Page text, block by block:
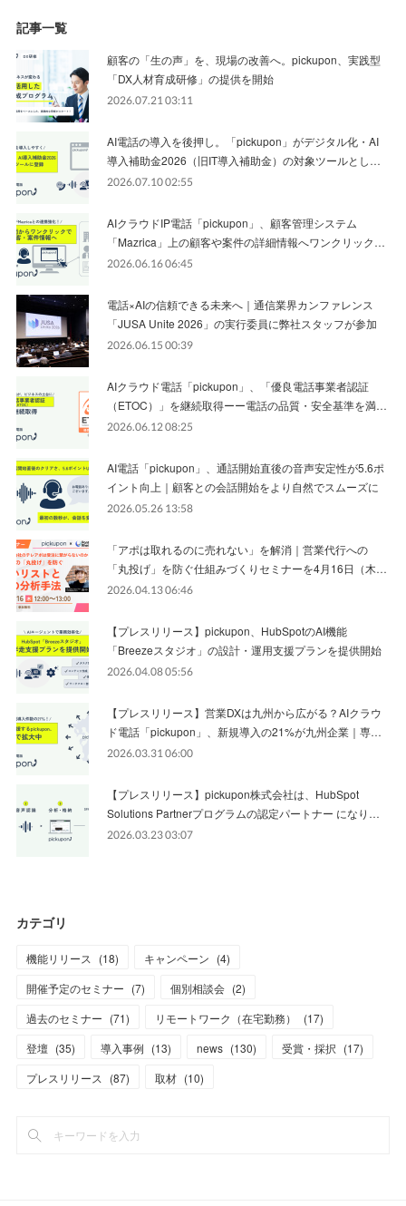
記事一覧
顧客の「生の声」を、現場の改善へ。pickupon、実践型
「DX人材育成研修」の提供を開始
2026.07.21 03:11
AI電話の導入を後押し。「pickupon」がデジタル化・AI
導入補助金2026（旧IT導入補助金）の対象ツールとし…
2026.07.10 02:55
AIクラウドIP電話「pickupon」、顧客管理システム
「Mazrica」上の顧客や案件の詳細情報へワンクリック…
2026.06.16 06:45
電話×AIの信頼できる未来へ｜通信業界カンファレンス
「JUSA Unite 2026」の実行委員に弊社スタッフが参加
2026.06.15 00:39
AIクラウド電話「pickupon」、「優良電話事業者認証
（ETOC）」を継続取得ーー電話の品質・安全基準を満…
2026.06.12 08:25
AI電話「pickupon」、通話開始直後の音声安定性が5.6ポ
イント向上｜顧客との会話開始をより自然でスムーズに
2026.05.26 13:58
「アポは取れるのに売れない」を解消｜営業代行への
「丸投げ」を防ぐ仕組みづくりセミナーを4月16日（木…
2026.04.13 06:46
【プレスリリース】pickupon、HubSpotのAI機能
「Breezeスタジオ」の設計・運用支援プランを提供開始
2026.04.08 05:56
【プレスリリース】営業DXは九州から広がる？AIクラウ
ド電話「pickupon」、新規導入の21%が九州企業｜専…
2026.03.31 06:00
【プレスリリース】pickupon株式会社は、HubSpot
Solutions Partnerプログラムの認定パートナー になり…
2026.03.23 03:07
カテゴリ
機能リリース (18) キャンペーン (4)
開催予定のセミナー (7) 個別相談会 (2)
過去のセミナー (71) リモートワーク（在宅勤務） (17)
登壇 (35) 導入事例 (13) news (130) 受賞・採択 (17)
プレスリリース
(87) 取材 (10)